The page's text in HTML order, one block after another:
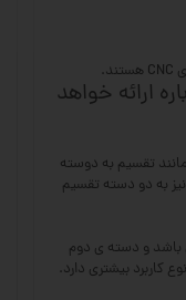
ارائه خواهد
تقسیم به دوسته
به دو دسته تقسیم
و دسته ی دوم
بیشتری دارد.